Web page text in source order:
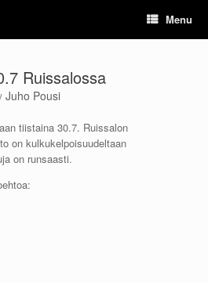
Menu
Ruissalossa
Juho Pousi
tiistaina 30.7. Ruissalon
on kulkukelpoisuudeltaan
on runsaasti.